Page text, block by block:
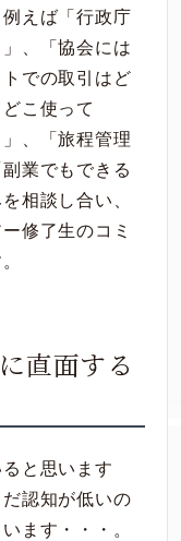
えば「行政庁
、「協会には
での取引はど
こ使って
、「旅程管理
業でもできる
相談し合い、
修了生のコミ
直面する
と思います
認知が低いの
ます・・・。